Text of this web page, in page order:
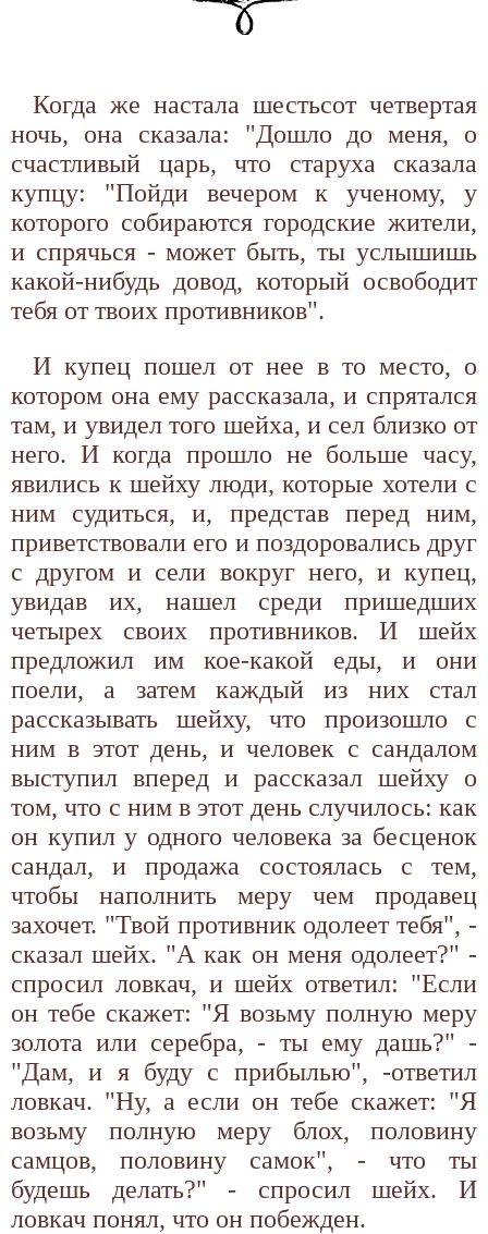
Когда же настала шестьсот четвертая
ночь, она сказала: "Дошло до меня, о
счастливый царь, что старуха сказала
купцу: "Пойди вечером к ученому, у
которого собираются городские жители,
и спрячься - может быть, ты услышишь
какой-нибудь довод, который освободит
тебя от твоих противников".
И купец пошел от нее в то место, о
котором она ему рассказала, и спрятался
там, и увидел того шейха, и сел близко от
него. И когда прошло не больше часу,
явились к шейху люди, которые хотели с
ним судиться, и, представ перед ним,
приветствовали его и поздоровались друг
с другом и сели вокруг него, и купец,
увидав их, нашел среди пришедших
четырех своих противников. И шейх
предложил им кое-какой еды, и они
поели, а затем каждый из них стал
рассказывать шейху, что произошло с
ним в этот день, и человек с сандалом
выступил вперед и рассказал шейху о
том, что с ним в этот день случилось: как
он купил у одного человека за бесценок
сандал, и продажа состоялась с тем,
чтобы наполнить меру чем продавец
захочет. "Твой противник одолеет тебя", -
сказал шейх. "А как он меня одолеет?" -
спросил ловкач, и шейх ответил: "Если
он тебе скажет: "Я возьму полную меру
золота или серебра, - ты ему дашь?" -
"Дам, и я буду с прибылью", -ответил
ловкач. "Ну, а если он тебе скажет: "Я
возьму полную меру блох, половину
самцов, половину самок", - что ты
будешь делать?" - спросил шейх. И
ловкач понял, что он побежден.